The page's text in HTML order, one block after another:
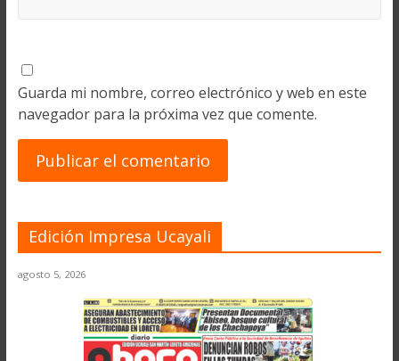
Guarda mi nombre, correo electrónico y web en este
navegador para la próxima vez que comente.
Edición Impresa Ucayali
agosto 5, 2026